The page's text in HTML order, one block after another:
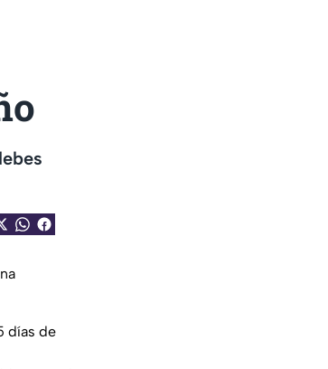
días de